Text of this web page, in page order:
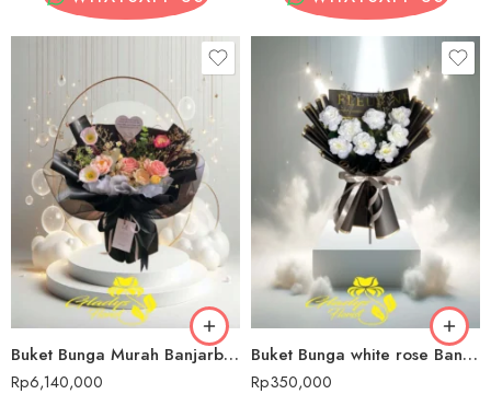
Buket Bunga Murah Banjarbaru
Rp6,140,000
Buket Bunga white rose Banjarbaru
Rp350,000